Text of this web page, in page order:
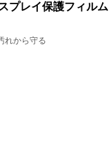
プレイ保護フィルム
れから守る